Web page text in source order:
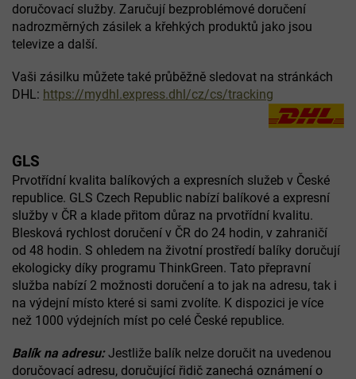
doručovací služby. Zaručují bezproblémové doručení
nadrozměrných zásilek a křehkých produktů jako jsou
televize a další.
Vaši zásilku můžete také průběžně sledovat na stránkách
DHL: https://mydhl.express.dhl/cz/cs/tracking
GLS
Prvotřídní kvalita balíkových a expresních služeb v České
republice. GLS Czech Republic nabízí balíkové a expresní
služby v ČR a klade přitom důraz na prvotřídní kvalitu.
Blesková rychlost doručení v ČR do 24 hodin, v zahraničí
od 48 hodin. S ohledem na životní prostředí balíky doručují
ekologicky díky programu ThinkGreen. Tato přepravní
služba nabízí 2 možnosti doručení a to jak na adresu, tak i
na výdejní místo které si sami zvolíte. K dispozici je více
než 1000 výdejních míst po celé České republice.
Balík na adresu:Jestliže balík nelze doručit na uvedenou
doručovací adresu, doručující řidič zanechá oznámení o